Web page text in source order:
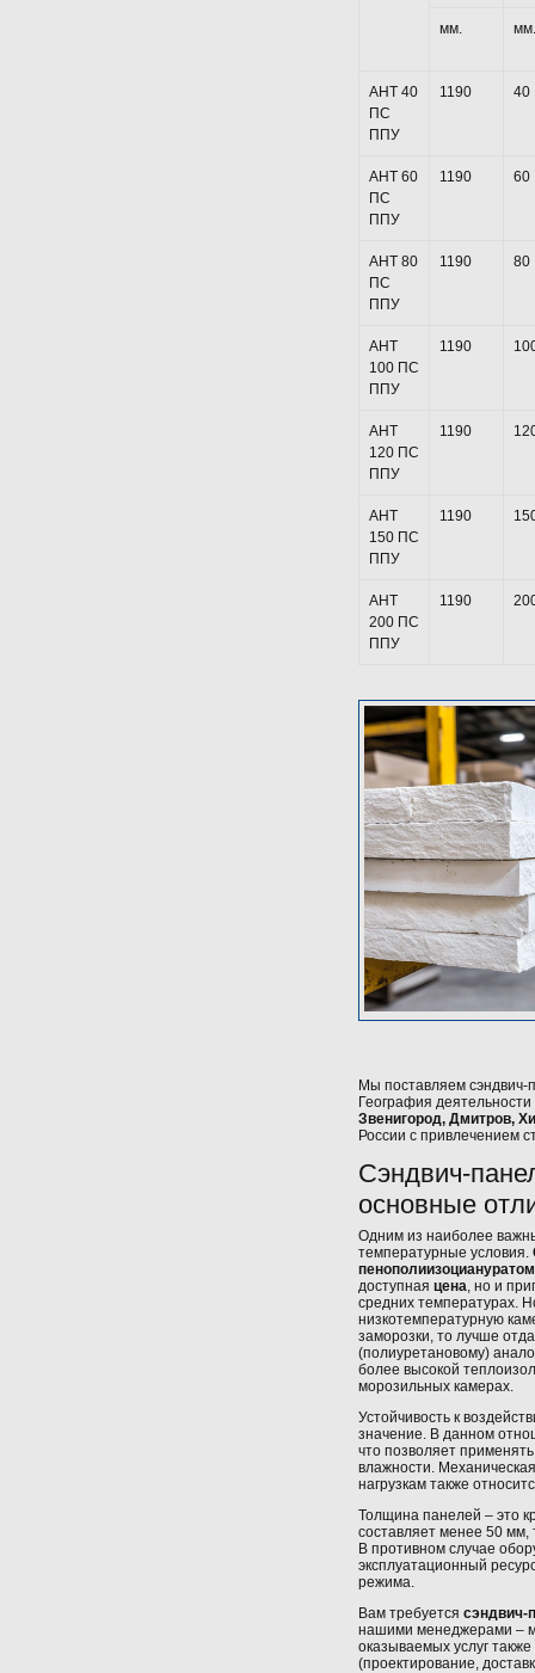
мм. мм.
АНТ 40
ПС
ППУ
1190 40
АНТ 60
ПС
ППУ
1190 60
АНТ 80
ПС
ППУ
1190 80
АНТ
100 ПС
ППУ
1190
АНТ
120 ПС
ППУ
1190
АНТ
150 ПС
ППУ
1190
АНТ
200 ПС
ППУ
1190
Мы поставляем сэндвич-
География
Звенигород, Дмитров,
России с привлечением
Сэндвич-
основные
Одним из наиболее
температурные условия.
доступная цена, но и
средних температурах.
низкотемпературную
заморозки, то лучше
(полиуретановому)
более высокой
морозильных камерах.
Устойчивость к
значение. В данном
что позволяет
влажности.
нагрузкам также
Толщина панелей – это
составляет менее 50 мм,
В противном случае
эксплуатационный
режима.
Вам требуется сэндвич-
нашими менеджерами –
оказываемых услуг
(проектирование,